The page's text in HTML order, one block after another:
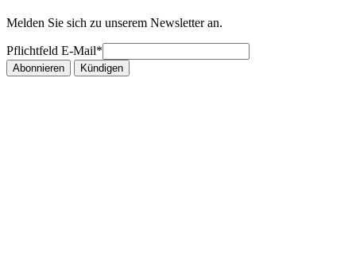
Melden Sie sich zu unserem Newsletter an.
Pflichtfeld E-Mail*